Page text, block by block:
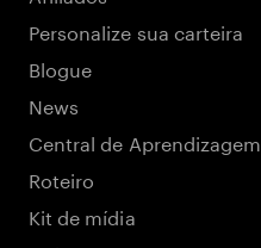
Personalize sua carteira
Blogue
News
Central de Aprendizagem
Roteiro
Kit de mídia